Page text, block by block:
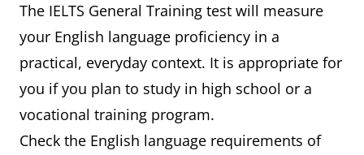
The IELTS General Training test will measure
your English language proficiency in a
practical, everyday context. It is appropriate for
you if you plan to study in high school or a
vocational training program.
Check the English language requirements of